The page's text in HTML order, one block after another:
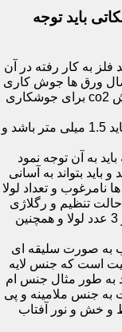
باید توجه
به کار رفته در آن
ورق ها جوش کاری
مناسبی داشته باشند و بهتر است از جوش co2 برای جوشکاری
ضخامت چهارچوب:ضخامت چهارچوب باید 1.5 میلی متر باشد و
به آن توجه نمود
باید بتواند به آسانی
نامرغوب و تعداد لولا
تنظیم و رگلاژی
خارج میشود که بهترین حالت استفاده از 3 عدد لولا و همچنین
به صورت سلیقه ای
است که جنس لایه
به طور مثال جنس ام
به جنس ملامینه و پی
و خش و نور آفتاب